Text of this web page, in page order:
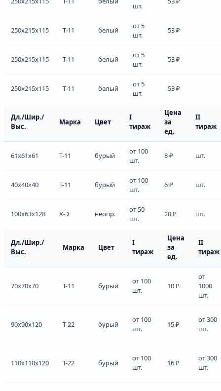
шт.
250x215x115 Т-11 белый
от 5
шт.
53 ₽
250x215x115 Т-11 белый
от 5
шт.
53 ₽
250x215x115 Т-11 белый
от 5
шт.
53 ₽
Дл./Шир./
Выс.
Марка Цвет
I
тираж
Цена
за
ед.
II
тираж
61x61x61 Т-11 бурый
от 100
шт.
8 ₽ шт.
40x40x40 Т-11 бурый
от 100
шт.
6 ₽ шт.
100x63x128 Х-Э неопр.
от 50
шт.
20 ₽ шт.
Дл./Шир./
Выс.
Марка Цвет
I
тираж
Цена
за
ед.
II
тираж
70x70x70 Т-11 бурый
от 100
шт.
10 ₽
от
1000
шт.
90x90x120 Т-22 бурый
от 100
шт.
15 ₽
от 300
шт.
110x110x120 Т-22 бурый
от 100
шт.
16 ₽
от 300
шт.